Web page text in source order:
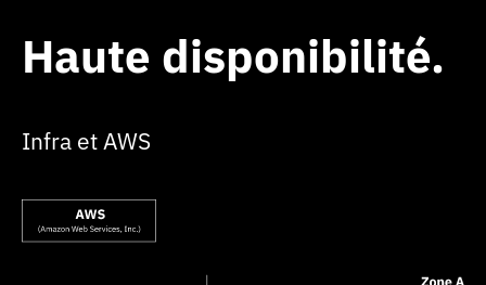
Haute disponibilité
Infra et AWS